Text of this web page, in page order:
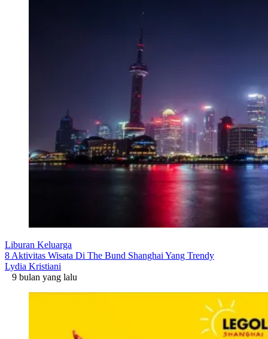
Liburan Keluarga
8 Aktivitas Wisata Di The Bund Shanghai Yang Trendy
Lydia Kristiani
9 bulan yang lalu